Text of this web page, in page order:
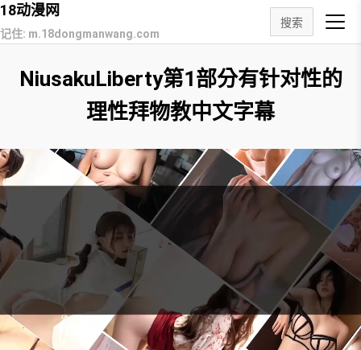
18动漫网
记住: m.18dongmanwang.com
搜索
NiusakuLiberty第1部分有针对性的
理性拜物教中文字幕